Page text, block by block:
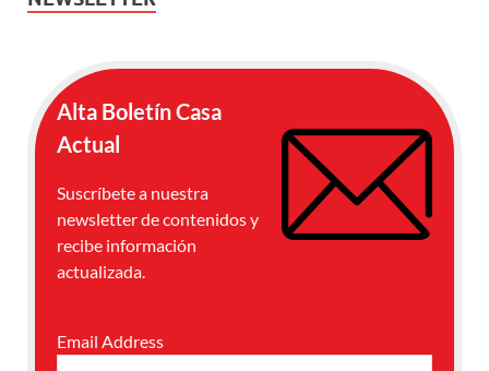
Alta Boletín Casa
Actual
Suscríbete a nuestra
newsletter de contenidos y
recibe información
actualizada.
Email Address